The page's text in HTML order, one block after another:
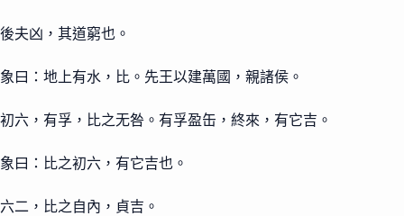
後夫凶，其道窮也。
象曰：地上有水，比。先王以建萬國，親諸侯。
初六，有孚，比之无咎。有孚盈缶，終來，有它吉。
象曰：比之初六，有它吉也。
六二，比之自內，貞吉。